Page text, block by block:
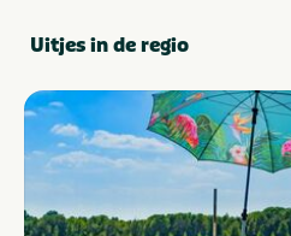
Uitjes in de regio